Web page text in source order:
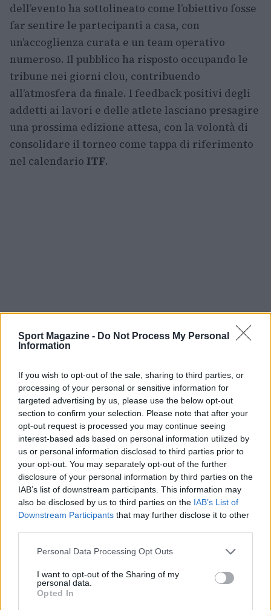
Sport Magazine - Do Not Process My Personal
Information
If you wish to opt-out of the sale, sharing to third parties, or
processing of your personal or sensitive information for
targeted advertising by us, please use the below opt-out
section to confirm your selection. Please note that after your
opt-out request is processed you may continue seeing
interest-based ads based on personal information utilized by
us or personal information disclosed to third parties prior to
your opt-out. You may separately opt-out of the further
disclosure of your personal information by third parties on the
IAB’s list of downstream participants. This information may
also be disclosed by us to third parties on the IAB’s List of
Downstream Participants that may further disclose it to other
Please note that this website/app uses one or more Google
not limited to your visit or usage behaviour. You may click to
grant or deny consent to Google and its third-party tags to
use your data for below specified purposes in below Google
Personal Data Processing Opt Outs
I want to opt-out of the Sharing of my
personal data.
Opted In
dell’evento ha sottolineato come l’obiettivo fosse
far sentire le partecipanti a casa, con
un’accoglienza curata e un team operativo
numeroso. Il pubblico ha risposto occupando le
tribune nei giorni clou, contribuendo
all’atmosfera da finale. I feedback positivi degli
addetti ai lavori e delle atlete lasciano presagire
una prossima edizione attesa, con la volontà di
consolidare il torneo come tappa di riferimento
nel calendario ITF.
AUTORE
Camilla Bellini
Camilla Bellini, ex guida turistica fiorentina,
trasformò la visita a Santa Maria Novella in un
progetto multimediale: ora dirige
approfondimenti su patrimoni locali. In
redazione sostiene itinerari slow, firma dossier
sulle piccole botteghe e conserva il primo
badge di guida della città come ricordo unico.